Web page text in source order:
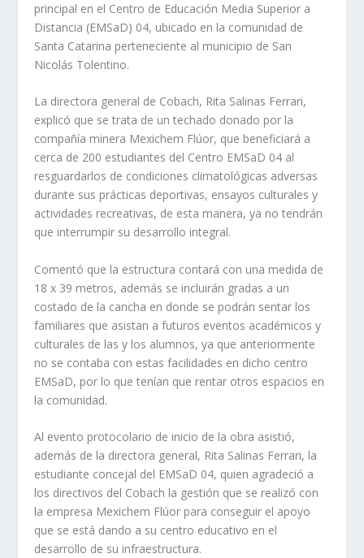
principal en el Centro de Educación Media Superior a
Distancia (EMSaD) 04, ubicado en la comunidad de
Santa Catarina perteneciente al municipio de San
Nicolás Tolentino.
La directora general de Cobach, Rita Salinas Ferrari,
explicó que se trata de un techado donado por la
compañía minera Mexichem Flúor, que beneficiará a
cerca de 200 estudiantes del Centro EMSaD 04 al
resguardarlos de condiciones climatológicas adversas
durante sus prácticas deportivas, ensayos culturales y
actividades recreativas, de esta manera, ya no tendrán
que interrumpir su desarrollo integral.
Comentó que la estructura contará con una medida de
18 x 39 metros, además se incluirán gradas a un
costado de la cancha en donde se podrán sentar los
familiares que asistan a futuros eventos académicos y
culturales de las y los alumnos, ya que anteriormente
no se contaba con estas facilidades en dicho centro
EMSaD, por lo que tenían que rentar otros espacios en
la comunidad.
Al evento protocolario de inicio de la obra asistió,
además de la directora general, Rita Salinas Ferrari, la
estudiante concejal del EMSaD 04, quien agradeció a
los directivos del Cobach la gestión que se realizó con
la empresa Mexichem Flúor para conseguir el apoyo
que se está dando a su centro educativo en el
desarrollo de su infraestructura.